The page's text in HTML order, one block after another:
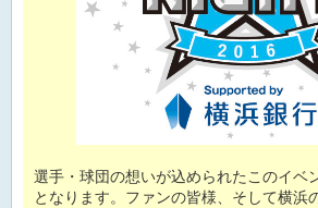
選手・球団の想いが込められたこのイベ
となります。ファンの皆様、そして横浜